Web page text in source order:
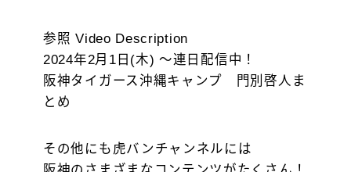
参照 Video Description
2024年2月1日(木) ～連日配信中！
阪神タイガース沖縄キャンプ 門別啓人ま
とめ
その他にも虎バンチャンネルには